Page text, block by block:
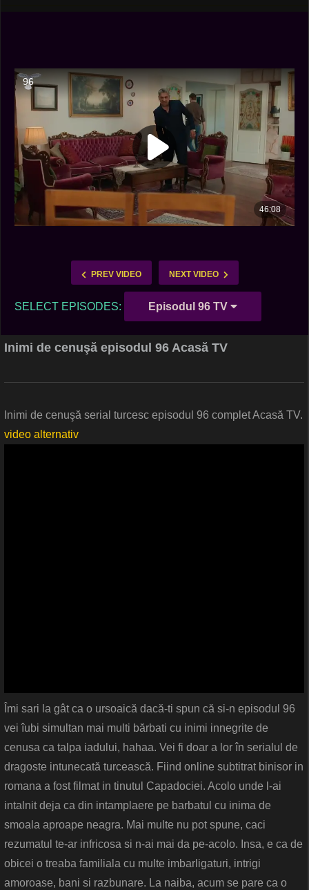
PREV VIDEO NEXT VIDEO
SELECT EPISODES: Episodul 96 TV
Inimi de cenuşă episodul 96 Acasă TV
Inimi de cenuşă serial turcesc episodul 96 complet Acasă TV.
video alternativ
Îmi sari la gât ca o ursoaică dacă-ti spun că si-n episodul 96
vei îubi simultan mai multi bărbati cu inimi innegrite de
cenusa ca talpa iadului, hahaa. Vei fi doar a lor în serialul de
dragoste intunecată turcească. Fiind online subtitrat binisor in
romana a fost filmat in tinutul Capadociei. Acolo unde l-ai
intalnit deja ca din intamplaere pe barbatul cu inima de
smoala aproape neagra. Mai multe nu pot spune, caci
rezumatul te-ar infricosa si n-ai mai da pe-acolo. Insa, e ca de
obicei o treaba familiala cu multe imbarligaturi, intrigi
amoroase, bani si razbunare. La naiba, acum se pare ca o